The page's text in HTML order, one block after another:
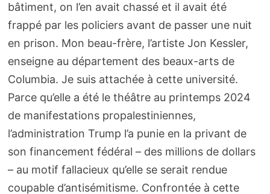
bâtiment, on l’en avait chassé et il avait été
frappé par les policiers avant de passer une nuit
en prison. Mon beau-frère, l’artiste Jon Kessler,
enseigne au département des beaux-arts de
Columbia. Je suis attachée à cette université.
Parce qu’elle a été le théâtre au printemps 2024
de manifestations propalestiniennes,
l’administration Trump l’a punie en la privant de
son financement fédéral – des millions de dollars
– au motif fallacieux qu’elle se serait rendue
coupable d’antisémitisme. Confrontée à cette